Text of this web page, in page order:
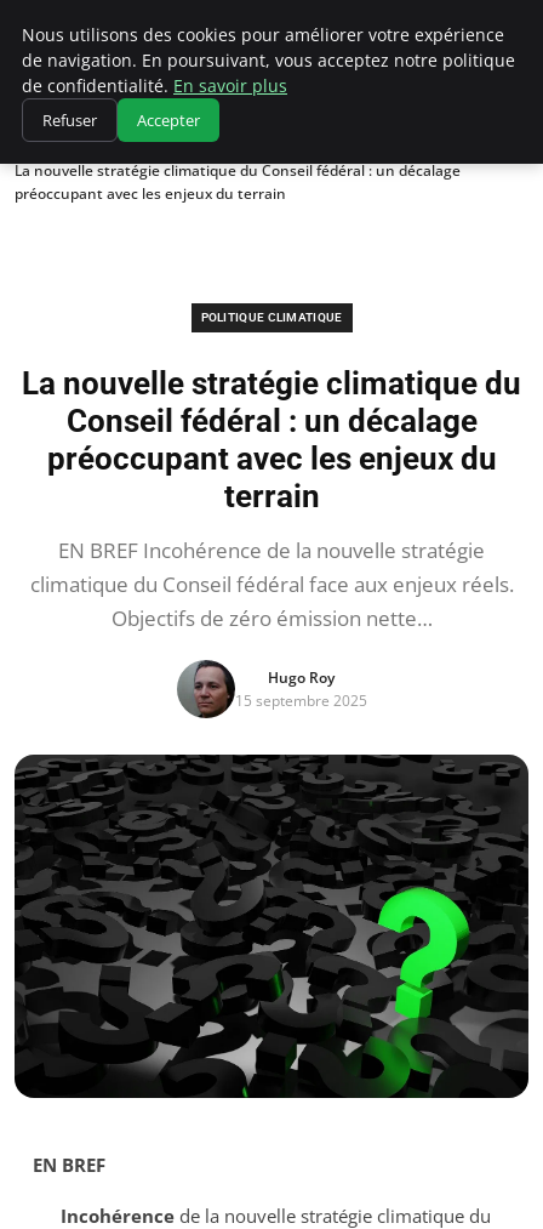
Climatedebtagents
Accueil
Politique climatique
La nouvelle stratégie climatique du Conseil fédéral : un décalage
préoccupant avec les enjeux du terrain
POLITIQUE CLIMATIQUE
La nouvelle stratégie climatique du
Conseil fédéral : un décalage
préoccupant avec les enjeux du
terrain
EN BREF Incohérence de la nouvelle stratégie
climatique du Conseil fédéral face aux enjeux réels.
Objectifs de zéro émission nette…
Hugo Roy
15 septembre 2025
EN BREF
Incohérencede la nouvelle stratégie climatique du
Nous utilisons des cookies pour améliorer votre expérience
de navigation. En poursuivant, vous acceptez notre politique
de confidentialité. En savoir plus
Refuser Accepter